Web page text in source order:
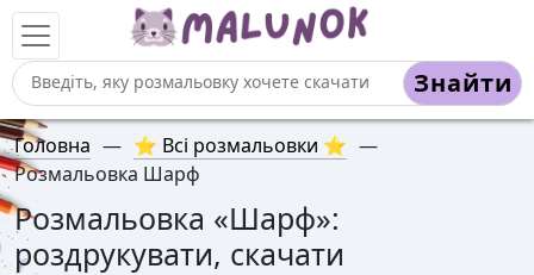
Знайти
Головна — ⭐ Всі розмальовки ⭐ —
Розмальовка Шарф
Розмальовка «Шарф»:
роздрукувати, скачати